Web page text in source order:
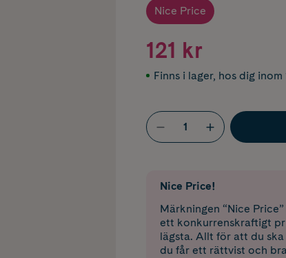
Nice Price
121 kr
Finns i lager, hos dig inom
Nice Price!
Märkningen “Nice
ett konkurrenskraftigt
lägsta. Allt för att du
du får ett rättvist och